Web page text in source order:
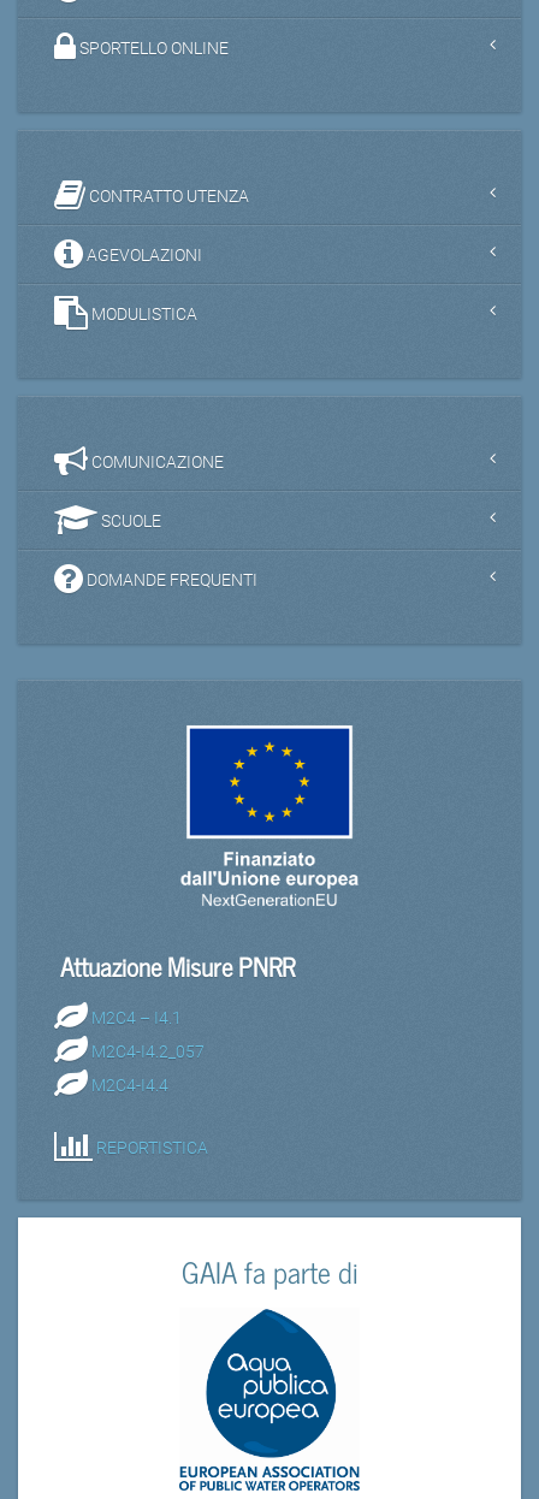
SPORTELLO ONLINE
CONTRATTO UTENZA
AGEVOLAZIONI
MODULISTICA
COMUNICAZIONE
SCUOLE
DOMANDE FREQUENTI
Attuazione Misure PNRR
M2C4 – I4.1
M2C4-I4.2_057
M2C4-I4.4
REPORTISTICA
GAIA fa parte di